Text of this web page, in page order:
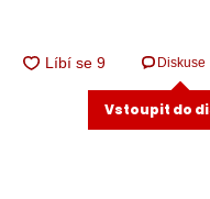
Diskuse
Vstoupit do